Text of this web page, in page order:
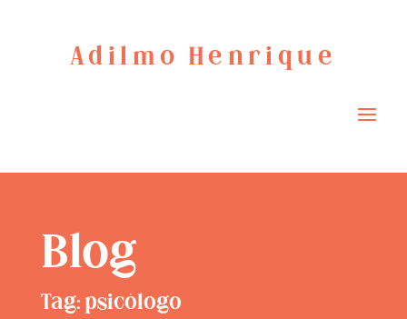
Adilmo Henrique
Blog
Tag: psicólogo